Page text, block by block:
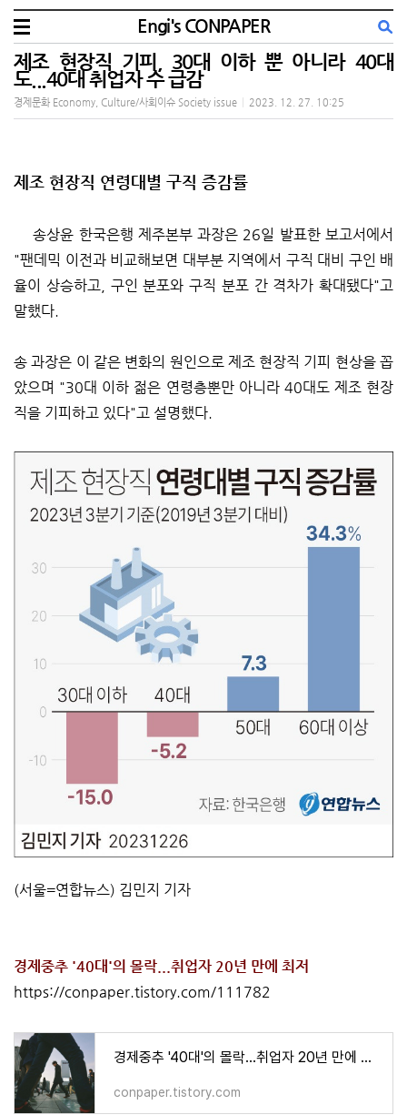
Engi's CONPAPER
제조 현장직 기피, 30대 이하 뿐 아니라 40대
도...40대 취업자 수 급감
경제문화 Economy, Culture/사회이슈 Society issue 2023. 12. 27. 10:25
제조 현장직 연령대별 구직 증감률
송상윤 한국은행 제주본부 과장은 26일 발표한 보고서에서
"팬데믹 이전과 비교해보면 대부분 지역에서 구직 대비 구인 배
율이 상승하고, 구인 분포와 구직 분포 간 격차가 확대됐다"고
말했다.
송 과장은 이 같은 변화의 원인으로 제조 현장직 기피 현상을 꼽
았으며 "30대 이하 젊은 연령층뿐만 아니라 40대도 제조 현장
직을 기피하고 있다"고 설명했다.
(서울=연합뉴스) 김민지 기자
경제중추 '40대'의 몰락...취업자 20년 만에 최저
https://conpaper.tistory.com/111782
경제중추 '40대'의 몰락...취업자 20년 만에 최저
conpaper.tistory.com